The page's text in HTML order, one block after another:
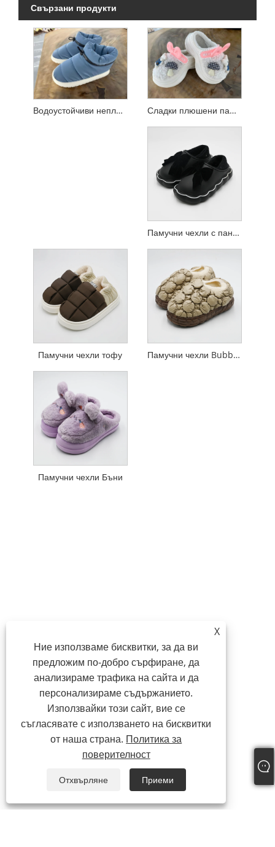
Свързани продукти
Водоустойчиви неплъзгащи се памучни чехли с пълнеж от пух Сладки плюшени памучни чехли със затворени пръсти
Памучни чехли с панделка
Памучни чехли тофу Памучни чехли Bubble Ball
Памучни чехли Бъни
X
Ние използваме бисквитки, за да ви
предложим по-добро сърфиране, да
анализираме трафика на сайта и да
персонализираме съдържанието.
Използвайки този сайт, вие се
съгласявате с използването на бисквитки
от наша страна. Политика за
поверителност
Отхвърляне Приеми